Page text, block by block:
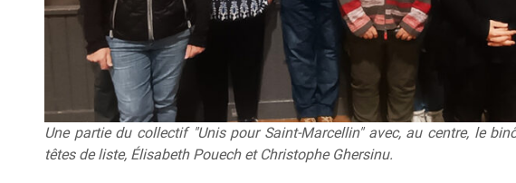
Une partie du collectif "Unis pour Saint-Marcellin" avec, au centre, le
têtes de liste, Élisabeth Pouech et Christophe Ghersinu.